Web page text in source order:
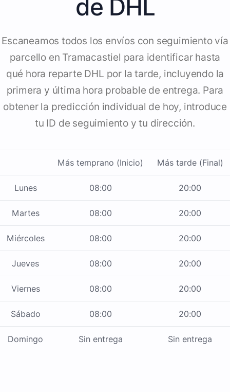
de DHL
Escaneamos todos los envíos con seguimiento vía
parcello en Tramacastiel para identificar hasta
qué hora reparte DHL por la tarde, incluyendo la
primera y última hora probable de entrega. Para
obtener la predicción individual de hoy, introduce
tu ID de seguimiento y tu dirección.
Más temprano (Inicio) Más tarde (Final)
Lunes 08:00 20:00
Martes 08:00 20:00
Miércoles 08:00 20:00
Jueves 08:00 20:00
Viernes 08:00 20:00
Sábado 08:00 20:00
Domingo Sin entrega Sin entrega